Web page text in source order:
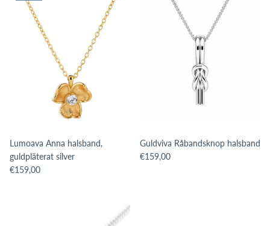
Lumoava Anna halsband,
guldpläterat silver
Translation missing: sv.products.product.price.regular_price
€159,00
Guldviva Råbandsknop halsband
Translation missing:
€159,00